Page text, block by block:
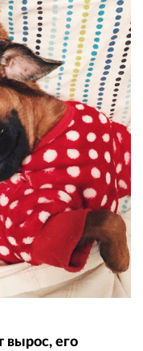
вырос, его